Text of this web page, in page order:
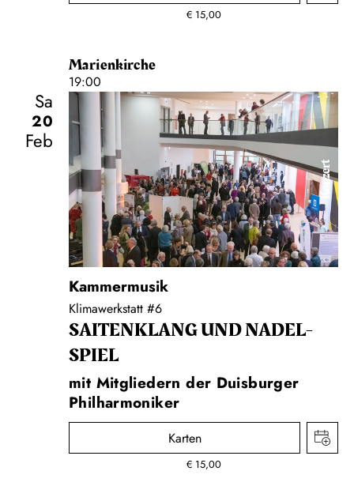
€ 15,00
Marienkirche
19:00
Sa
20
Feb
Konzert
Kammermusik
Klimawerkstatt #6
SAITEN­KLANG UND NADEL­
SPIEL
mit Mitgliedern der Duisburger
Philharmoniker
Karten
€ 15,00